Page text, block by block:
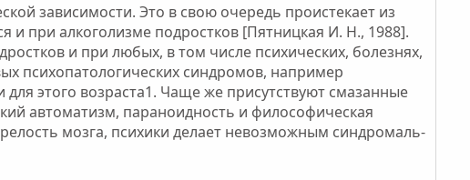
зависимости. Это в свою очередь проистекает из
и при алкоголизме подростков [Пятницкая И. Н., 1988].
и при любых, в том числе психических, болезнях,
психопатологических синдромов, например
этого возраста1. Чаще же присутствуют смазанные
автоматизм, параноидность и философическая
мозга, психики делает невозможным синдромаль-